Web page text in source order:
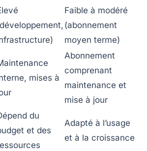
Faible à modéré
(abonnement
moyen terme)
mises à
Abonnement
comprenant
maintenance et
mise à jour
du
et des
Adapté à l’usage
et à la croissance